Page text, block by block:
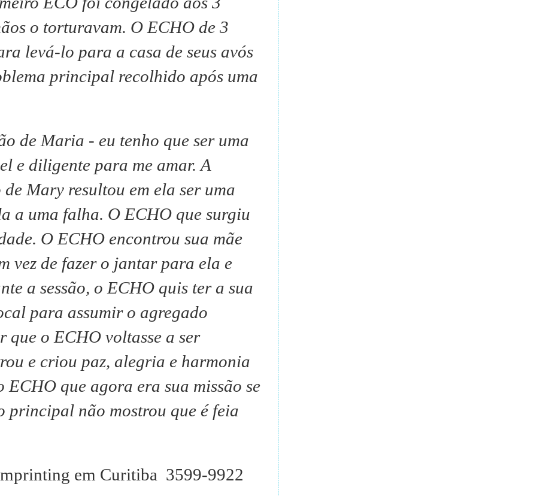
o torturavam. O ECHO de 3
levá-lo para a casa de seus avós
principal recolhido após uma
de Maria - eu tenho que ser uma
e diligente para me amar. A
Mary resultou em ela ser uma
a uma falha. O ECHO que surgiu
O ECHO encontrou sua mãe
vez de fazer o jantar para ela e
a sessão, o ECHO quis ter a sua
para assumir o agregado
o ECHO voltasse a ser
e criou paz, alegria e harmonia
ECHO que agora era sua missão se
principal não mostrou que é feia
em Curitiba 3599-9922